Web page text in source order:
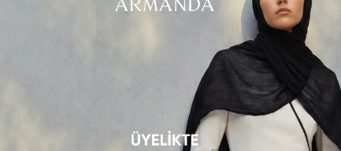
FIORI JAKAR LINE DESEN ŞAL - PUDRA
Ürün Kodu: 3305
Renk Kodu: 110
₺400,00 ₺200,00